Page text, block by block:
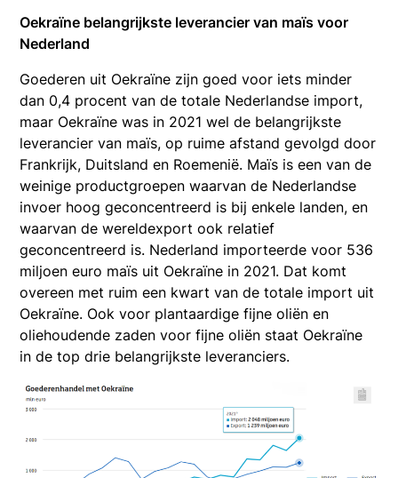
Oekraïne belangrijkste leverancier van maïs voor
Nederland
Goederen uit Oekraïne zijn goed voor iets minder
dan 0,4 procent van de totale Nederlandse import,
maar Oekraïne was in 2021 wel de belangrijkste
leverancier van maïs, op ruime afstand gevolgd door
Frankrijk, Duitsland en Roemenië. Maïs is een van de
weinige productgroepen waarvan de Nederlandse
invoer hoog geconcentreerd is bij enkele landen, en
waarvan de wereldexport ook relatief
geconcentreerd is. Nederland importeerde voor 536
miljoen euro maïs uit Oekraïne in 2021. Dat komt
overeen met ruim een kwart van de totale import uit
Oekraïne. Ook voor plantaardige fijne oliën en
oliehoudende zaden voor fijne oliën staat Oekraïne
in de top drie belangrijkste leveranciers.